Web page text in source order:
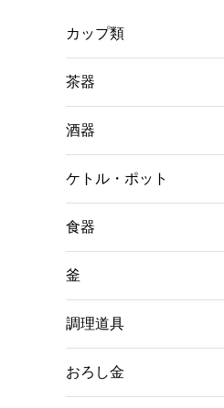
カップ類
茶器
酒器
ケトル・ポット
食器
釜
調理道具
おろし金